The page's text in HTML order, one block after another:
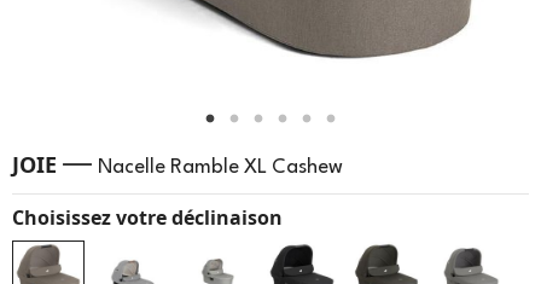
JOIE — Nacelle Ramble XL Cashew
Choisissez votre déclinaison